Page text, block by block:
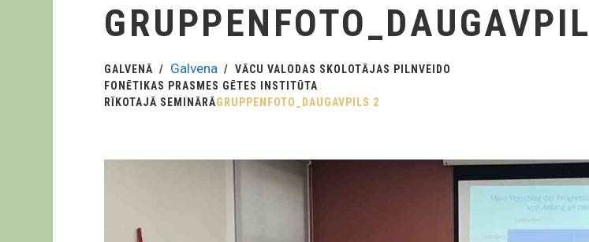
GALVENĀ Galvena
VĀCU VALODAS SKOLOTĀJAS PILNVEIDO
FONĒTIKAS PRASMES GĒTES INSTITŪTA
RĪKOTAJĀ SEMINĀRĀGRUPPENFOTO_DAUGAVPILS 2